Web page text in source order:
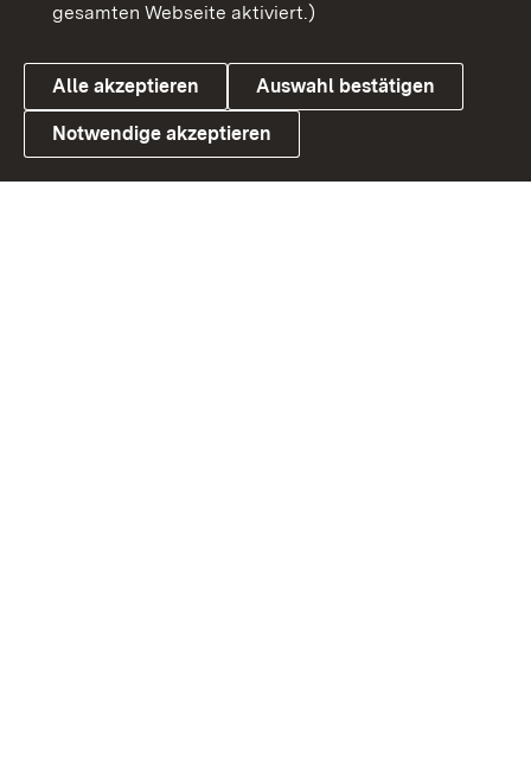
Link zum Landesportal
Datenschutz
Cookies
gesamten Webseite aktiviert.)
Alle akzeptieren Auswahl bestätigen
Notwendige akzeptieren